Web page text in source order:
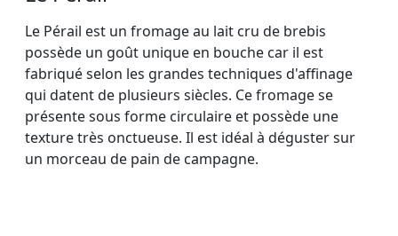
Le Pérail est un fromage au lait cru de brebis
possède un goût unique en bouche car il est
fabriqué selon les grandes techniques d'affinage
qui datent de plusieurs siècles. Ce fromage se
présente sous forme circulaire et possède une
texture très onctueuse. Il est idéal à déguster sur
un morceau de pain de campagne.